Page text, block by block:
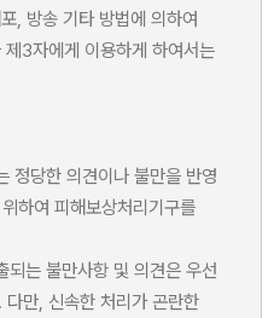
, 방송 기타 방법에 의하여
3자에게 이용하게 하여서는
정당한 의견이나 불만을 반영
하여 피해보상처리기구를
는 불만사항 및 의견은 우선
만, 신속한 처리가 곤란한